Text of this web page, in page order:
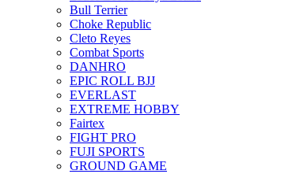
Bull Terrier
Choke Republic
Cleto Reyes
Combat Sports
DANHRO
EPIC ROLL BJJ
EVERLAST
EXTREME HOBBY
Fairtex
FIGHT PRO
FUJI SPORTS
GROUND GAME